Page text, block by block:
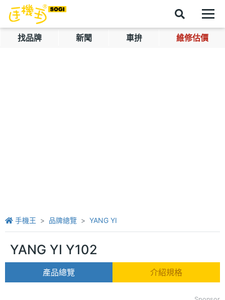
找品牌 新聞 車拚 維修估價
手機王 品牌總覽 YANG YI
YANG YI Y102
產品總覽 介紹規格